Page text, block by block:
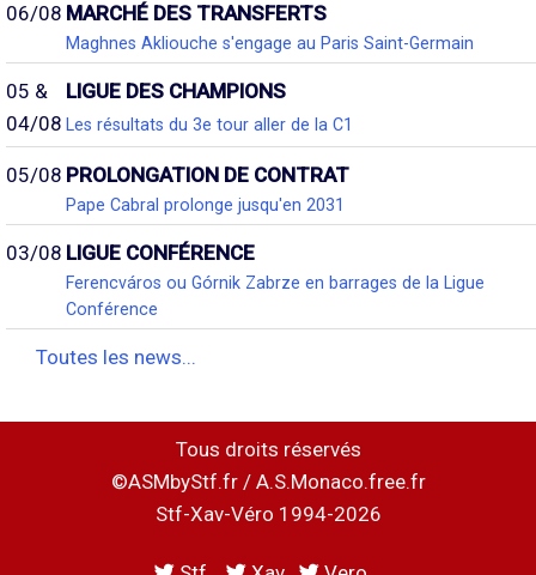
06/08 MARCHÉ DES TRANSFERTS
Maghnes Akliouche s'engage au Paris Saint-Germain
05 &
04/08
LIGUE DES CHAMPIONS
Les résultats du 3e tour aller de la C1
05/08 PROLONGATION DE CONTRAT
Pape Cabral prolonge jusqu'en 2031
03/08 LIGUE CONFÉRENCE
Ferencváros ou Górnik Zabrze en barrages de la Ligue
Conférence
Toutes les news...
Tous droits réservés
©ASMbyStf.fr / A.S.Monaco.free.fr
Stf-Xav-Véro 1994-2026